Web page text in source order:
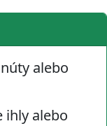
alebo
ihly alebo